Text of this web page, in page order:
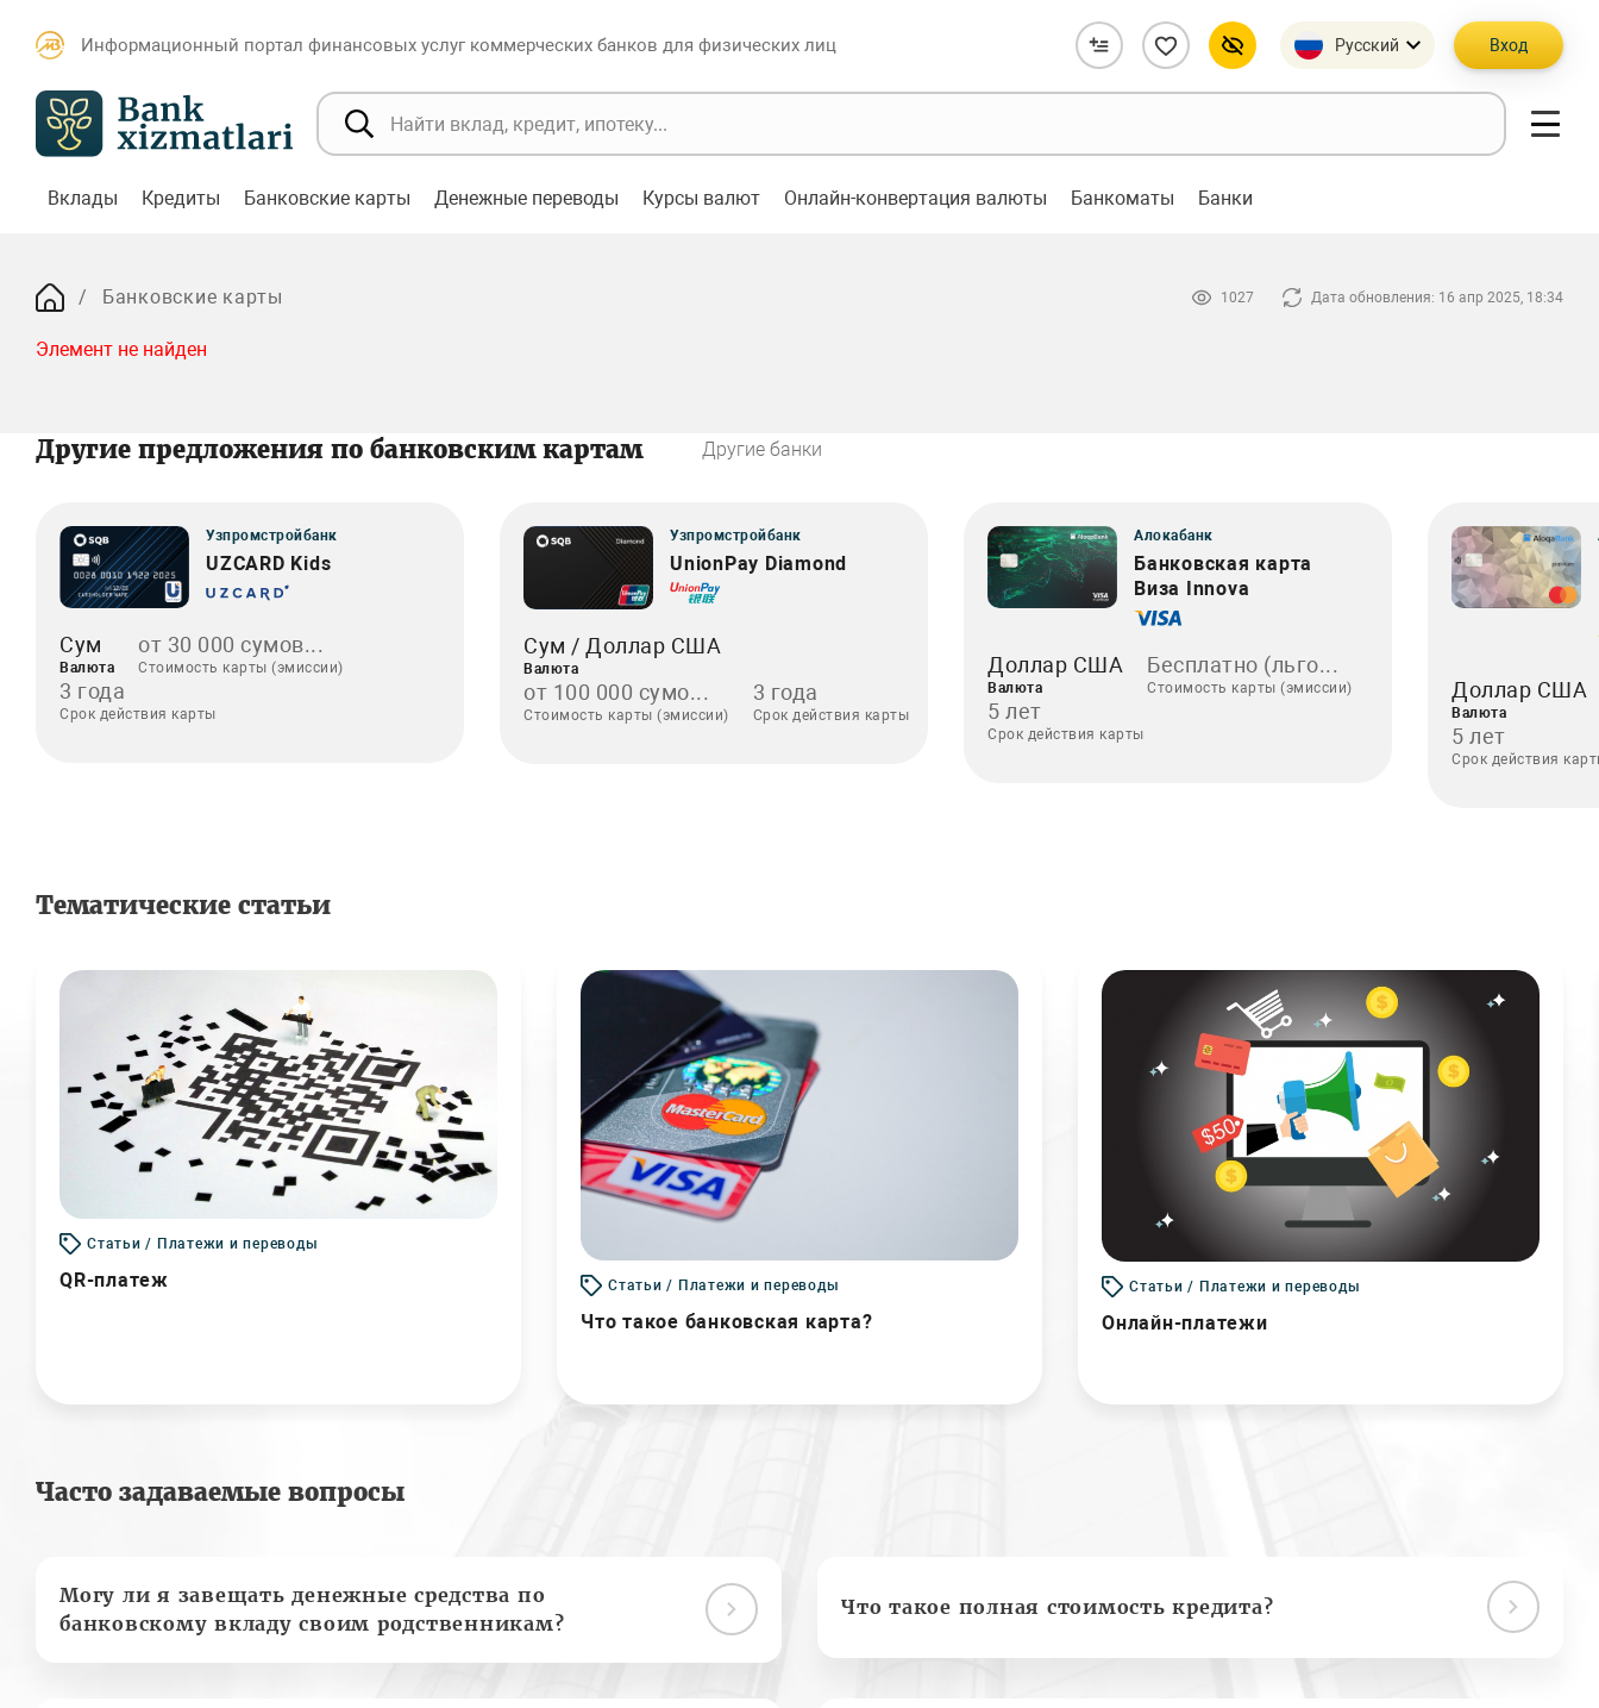
Информационный портал финансовых услуг коммерческих банков для физических лиц Русский Вход
Вклады Кредиты Банковские карты Денежные переводы Курсы валют Онлайн-конвертация валюты Банкоматы Банки
Банковские карты 1027 Дата обновления: 16 апр 2025, 18:34
Элемент не найден
Другие предложения по банковским картам Другие банки
Узпромстройбанк
UZCARD Kids
Сум
Валюта
от 30 000 сумов...
Стоимость карты (эмиссии)
3 года
Срок действия карты
Узпромстройбанк
UnionPay Diamond
Сум / Доллар США
Валюта
от 100 000 сумо...
Стоимость карты (эмиссии)
3 года
Срок действия карты
Алокабанк
Банковская карта
Виза Innova
Доллар США
Валюта
Бесплатно (льго...
Стоимость карты (эмиссии)
5 лет
Срок действия карты
Доллар США
Валюта
5 лет
Срок действия
Тематические статьи
Статьи / Платежи и переводы
QR-платеж Статьи / Платежи и переводы
Что такое банковская карта?
Статьи / Платежи и переводы
Онлайн-платежи
Часто задаваемые вопросы
Могу ли я завещать денежные средства по
банковскому вкладу своим родственникам?
Что такое полная стоимость кредита?